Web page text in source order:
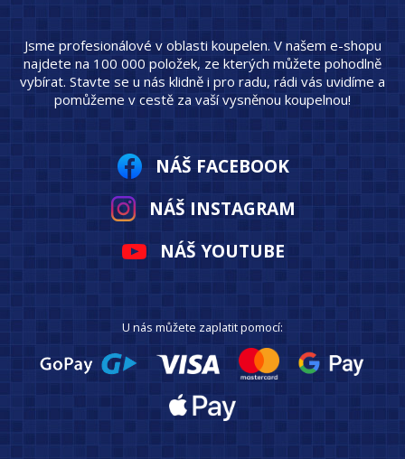
Jsme profesionálové v oblasti koupelen. V našem e-shopu
najdete na 100 000 položek, ze kterých můžete pohodlně
vybírat. Stavte se u nás klidně i pro radu, rádi vás uvidíme a
pomůžeme v cestě za vaší vysněnou koupelnou!
NÁŠ FACEBOOK
NÁŠ INSTAGRAM
NÁŠ YOUTUBE
U nás můžete zaplatit pomocí: